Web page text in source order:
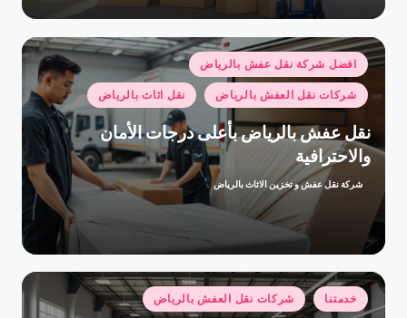
نُشر
في
افضل شركة نقل عفش بالرياض
شركات نقل العفش بالرياض نقل اثاث بالرياض
نقل عفش بالرياض بأعلى درجات الأمان
والاحترافية
تمّ
شركة نقل عفش و تخزين الاثاث بالرياض
نُشر
في
خدمتنا شركات نقل العفش بالرياض